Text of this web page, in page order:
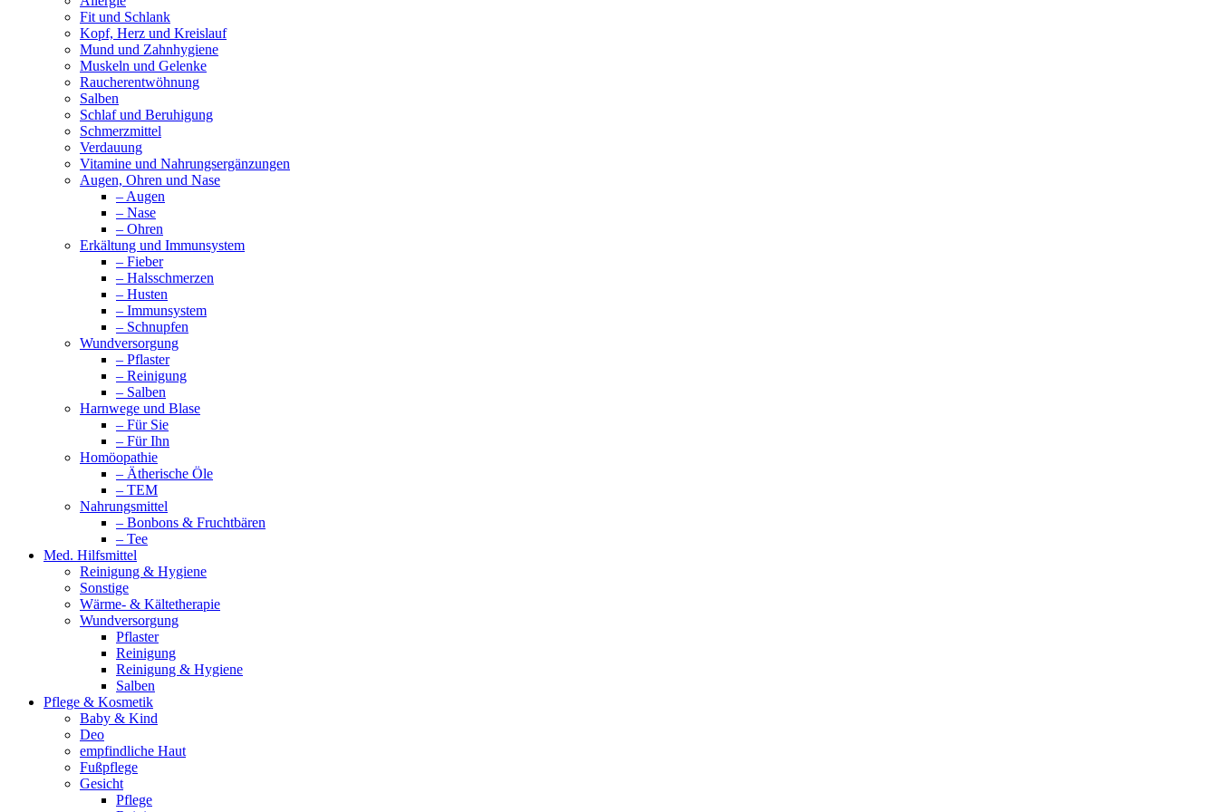
Fit und Schlank
Kopf, Herz und Kreislauf
Mund und Zahnhygiene
Muskeln und Gelenke
Raucherentwöhnung
Salben
Schlaf und Beruhigung
Schmerzmittel
Verdauung
Vitamine und Nahrungsergänzungen
Augen, Ohren und Nase
– Augen
– Nase
– Ohren
Erkältung und Immunsystem
– Fieber
– Halsschmerzen
– Husten
– Immunsystem
– Schnupfen
Wundversorgung
– Pflaster
– Reinigung
– Salben
Harnwege und Blase
– Für Sie
– Für Ihn
Homöopathie
– Ätherische Öle
– TEM
Nahrungsmittel
– Bonbons & Fruchtbären
– Tee
Med. Hilfsmittel
Reinigung & Hygiene
Sonstige
Wärme- & Kältetherapie
Wundversorgung
Pflaster
Reinigung
Reinigung & Hygiene
Salben
Pflege & Kosmetik
Baby & Kind
Deo
empfindliche Haut
Fußpflege
Gesicht
Pflege